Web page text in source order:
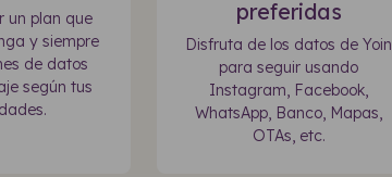
un plan que
y siempre
de datos
según tus
preferidas
Disfruta de los datos de Yoin
para seguir usando
Instagram, Facebook,
WhatsApp, Banco, Mapas,
OTAs, etc.